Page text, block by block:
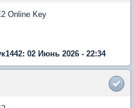
Online Key
02 Июнь 2026 - 22:34